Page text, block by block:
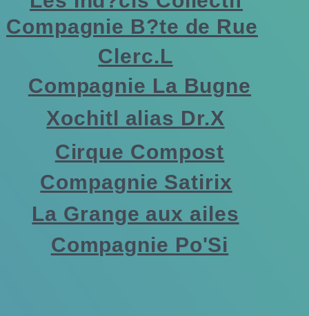
Compagnie B?te de Rue
Clerc.L
Compagnie La Bugne
Xochitl alias Dr.X
Cirque Compost
Compagnie Satirix
La Grange aux ailes
Compagnie Po'Si